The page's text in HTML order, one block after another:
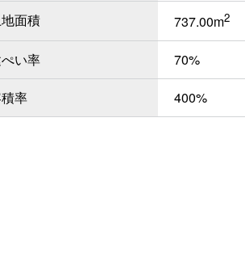
面積 737.00m2
い率 70%
率 400%